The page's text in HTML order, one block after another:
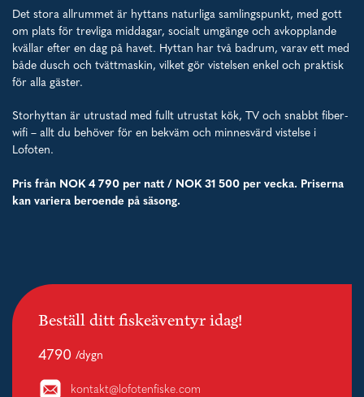
Det stora allrummet är hyttans naturliga samlingspunkt, med gott
om plats för trevliga middagar, socialt umgänge och avkopplande
kvällar efter en dag på havet. Hyttan har två badrum, varav ett med
både dusch och tvättmaskin, vilket gör vistelsen enkel och praktisk
för alla gäster.
Storhyttan är utrustad med fullt utrustat kök, TV och snabbt fiber-
wifi – allt du behöver för en bekväm och minnesvärd vistelse i
Lofoten.
Pris från NOK 4 790 per natt / NOK 31 500 per vecka. Priserna
kan variera beroende på säsong.
Beställ ditt fiskeäventyr idag!
4790 /dygn
kontakt@lofotenfiske.com